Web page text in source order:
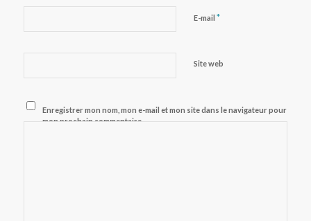
E-mail *
Site web
Enregistrer mon nom, mon e-mail et mon site dans le navigateur pour
mon prochain commentaire.